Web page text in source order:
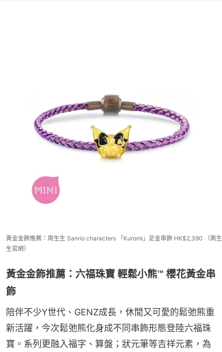
黃金金飾推薦：周生生 Sanrio characters 「Kuromi」足金串飾 HK$2,390 （周生
生官網）
黃金金飾推薦：六福珠寶 輕鬆小熊™ 櫻花黃金串
飾
陪伴不少Y世代、GENZ成長，休閒又可愛的鬆弛熊重
新活躍，今次鬆弛熊化身成不同串飾形態登陸六福珠
寶。系列更融入福字、算盤；狀元筆等吉祥元素，為